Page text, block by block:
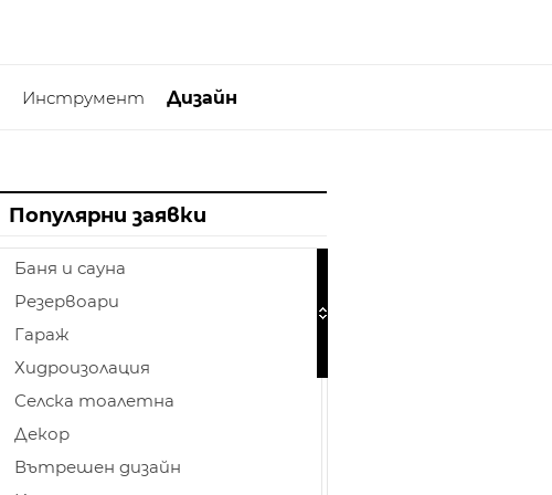
Инструмент Дизайн
Популярни заявки
Баня и сауна
Резервоари
Гараж
Хидроизолация
Селска тоалетна
Декор
Вътрешен дизайн